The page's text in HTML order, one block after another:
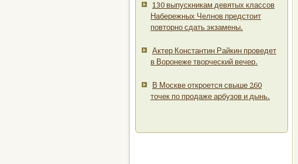
130 выпускникам девятых классов
Набережных Челнов предстоит
повторно сдать экзамены.
Актер Константин Райкин проведет
в Воронеже творческий вечер.
В Москве откроется свыше 260
точек по продаже арбузов и дынь.